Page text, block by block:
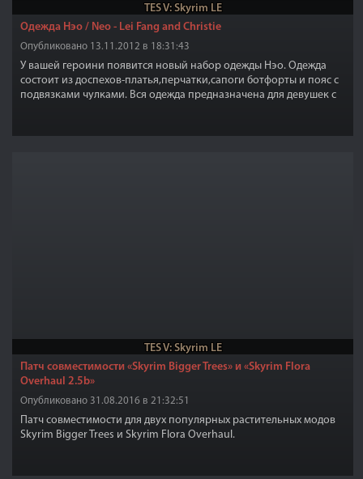
TES V: Skyrim LE
Одежда Нэо / Neo - Lei Fang and Christie
Опубликовано 13.11.2012 в 18:31:43
У вашей героини появится новый набор одежды Нэо. Одежда
состоит из доспехов-платья,перчатки,сапоги ботфорты и пояс с
подвязками чулками. Вся одежда предназначена для девушек с
TES V: Skyrim LE
Патч совместимости «Skyrim Bigger Trees» и «Skyrim Flora
Overhaul 2.5b»
Опубликовано 31.08.2016 в 21:32:51
Патч совместимости для двух популярных растительных модов
Skyrim Bigger Trees и Skyrim Flora Overhaul.